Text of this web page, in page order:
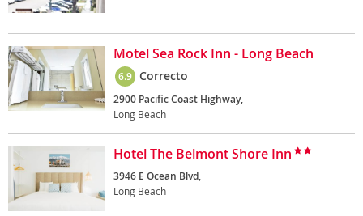
Motel Sea Rock Inn - Long Beach
6.9 Correcto
2900 Pacific Coast Highway,
Long Beach
Hotel The Belmont Shore Inn
3946 E Ocean Blvd,
Long Beach